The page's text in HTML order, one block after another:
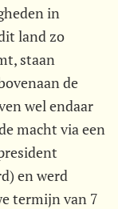
in
land zo
staan
de
wel endaar
macht via een
en werd
termijn van 7